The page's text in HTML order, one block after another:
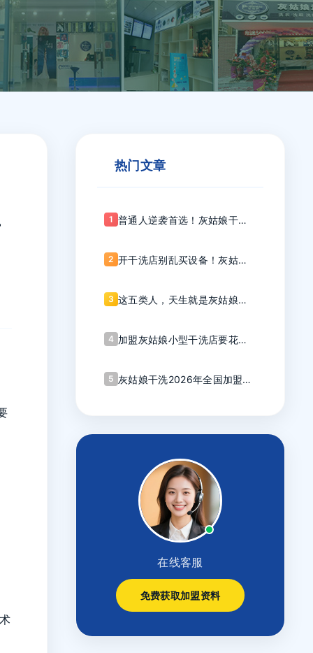
热门文章
1 普通人逆袭首选！灰姑娘干洗
2 开干洗店别乱买设备！灰姑娘
3 这五类人，天生就是灰姑娘干
4 加盟灰姑娘小型干洗店要花多
5 灰姑娘干洗2026年全国加盟商
在线客服
免费获取加盟资料